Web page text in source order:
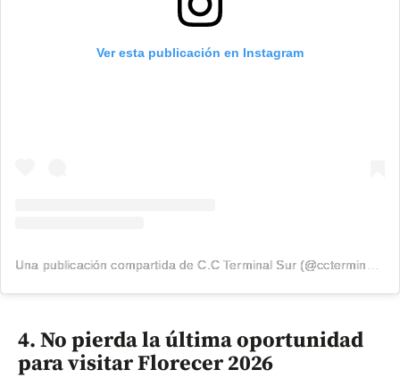
Ver esta publicación en Instagram
4. No pierda la última oportunidad
para visitar Florecer 2026